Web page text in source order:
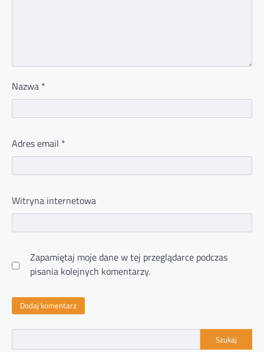
Nazwa *
Adres email *
Witryna internetowa
Zapamiętaj moje dane w tej przeglądarce podczas
pisania kolejnych komentarzy.
Szukaj